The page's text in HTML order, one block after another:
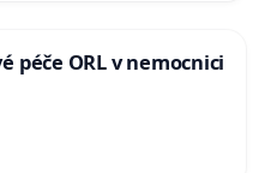
péče ORL v nemocnici